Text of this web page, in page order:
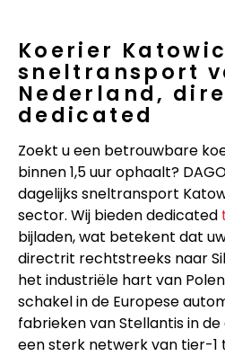
Koerier
sneltransport
Nederland,
dedicated
Zoekt u een betrouwbare
binnen 1,5 uur ophaalt?
dagelijks sneltransport
sector. Wij bieden dedicated
bijladen, wat betekent dat
directrit rechtstreeks naar
het industriële hart van
schakel in de Europese
fabrieken van Stellantis in
een sterk netwerk van tier-1